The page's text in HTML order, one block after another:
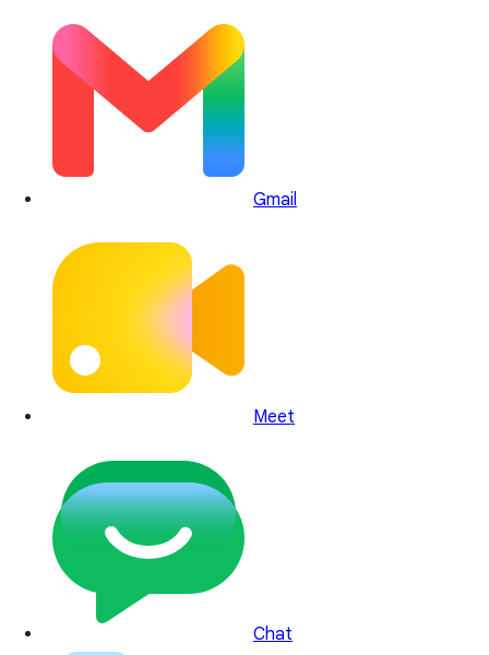
Gmail
Meet
Chat